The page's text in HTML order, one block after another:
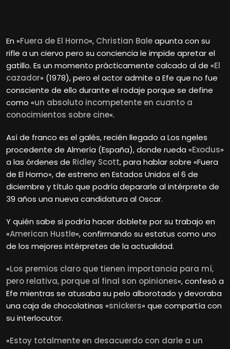
En «Fuera de El Horno«, Christian Baleapunta con su
rifle a un ciervo pero su conciencia le impide apretar el
gatillo. Es un momento prácticamente calcado al de «El
cazador» (1978), pero el actor admite a Efe que no fue
consciente de ello durante el rodaje porque se define
como «un absoluto incompetente en cuanto a
conocimientos sobre cine«.
Así de franco es el galés, recién llegado a Los ngeles
procedente de Almería (España), donde rueda «Exodus»
a las órdenes de Ridley Scott, para hablar sobre «Fuera
de El Horno», de estreno en Estados Unidos el 6 de
diciembre y título que podría depararle al intérprete de
39 años una nueva candidatura al Oscar.
Y quién sabe si podría hacer doblete por su trabajo en
«American Hustle«, confirmando su estatus como uno
de los mejores intérpretes de la actualidad.
«Los premios claro que tienen importancia para mí,
pero relativa, porque al final son opiniones«, confesó a
Efe mientras se atusaba su pelo alborotado y devoraba
una caja de chocolatinas «snickers» que compartía con
su interlocutor.
«Estoy totalmente en desacuerdo con darle a un